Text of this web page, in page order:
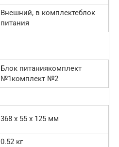
Внешний, в комплектеблок
питания
Блок питаниякомплект
№1комплект №2
368 x 55 x 125 мм
0.52 кг